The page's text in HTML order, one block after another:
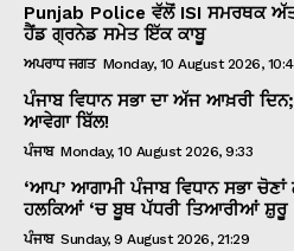
Punjab Police ਵੱਲੋਂ ISI ਸਮਰਥਕ
ਹੈਂਡ ਗ੍ਰਨੇਡ ਸਮੇਤ ਇੱਕ ਕਾਬੂ
ਅਪਰਾਧ ਜਗਤ Monday, 10 August 2026,
ਪੰਜਾਬ ਵਿਧਾਨ ਸਭਾ ਦਾ ਅੱਜ ਆਖ਼ਰੀ
ਆਵੇਗਾ ਬਿੱਲ!
ਪੰਜਾਬ Monday, 10 August 2026, 9:33
‘ਆਪ’ ਆਗਾਮੀ ਪੰਜਾਬ ਵਿਧਾਨ ਸਭਾ
ਹਲਕਿਆਂ ‘ਚ ਬੂਥ ਪੱਧਰੀ ਤਿਆਰੀਆਂ ਸ਼ੁਰੂ
ਪੰਜਾਬ Sunday, 9 August 2026, 21:29